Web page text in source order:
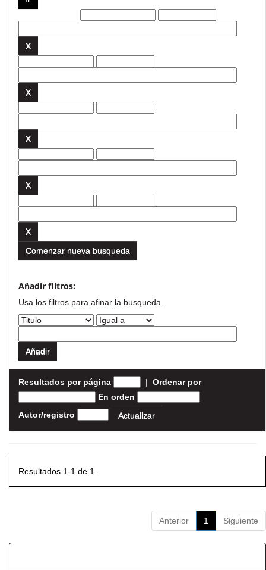
Comenzar nueva busqueda
Añadir filtros:
Usa los filtros para afinar la busqueda.
Resultados por página | Ordenar por
En orden
Autor/registro
Resultados 1-1 de 1.
Anterior 1 Siguiente